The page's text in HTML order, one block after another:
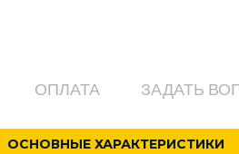
ОПЛАТА ЗАДАТЬ
ОСНОВНЫЕ ХАРАКТЕРИСТИКИ